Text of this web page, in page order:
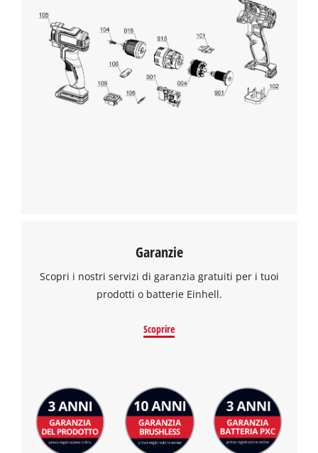
Garanzie
Scopri i nostri servizi di garanzia gratuiti per i tuoi
prodotti o batterie Einhell.
Scoprire